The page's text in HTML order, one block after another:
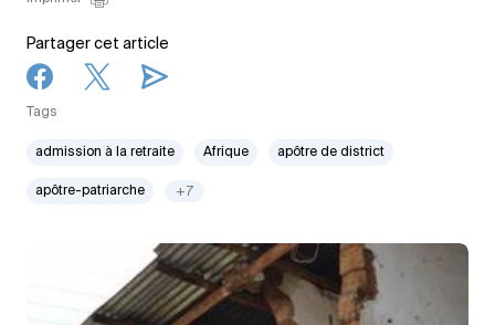
Partager cet article
Tags
admission à la retraite Afrique apôtre de district
apôtre-patriarche +7